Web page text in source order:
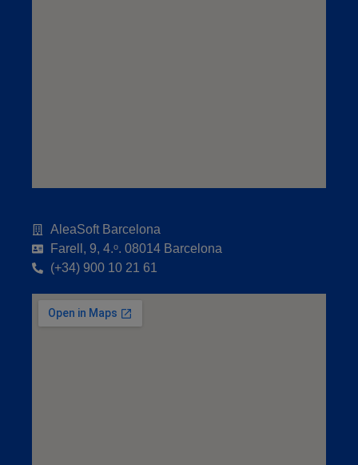
AleaSoft Barcelona
Farell, 9, 4.ᵒ. 08014 Barcelona
(+34) 900 10 21 61